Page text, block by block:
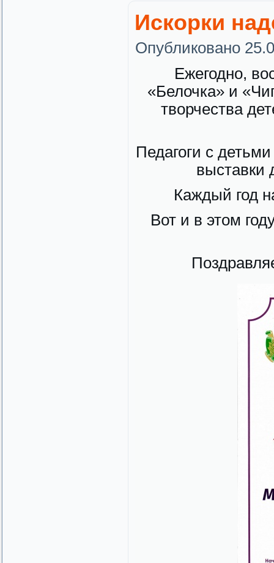
Искорки
Опубликовано
Ежегодно,
«Белочка» и
творчества
Педагоги с
выставки
Каждый год
Вот и в этом